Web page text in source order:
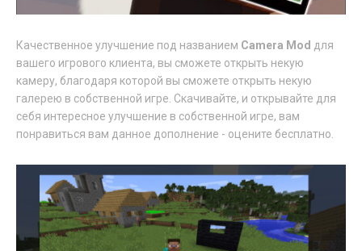
Качественное улучшение под названием Camera Mod для
вашего игрового клиента, вы сможете открыть некую
камеру, благодаря которой вы сможете открыть некую
галерею в собственной игре. Скачивайте, и открывайте для
себя интересное улучшение в собственной игре, вам
понравиться вам данное дополнение - оцените бесплатно.